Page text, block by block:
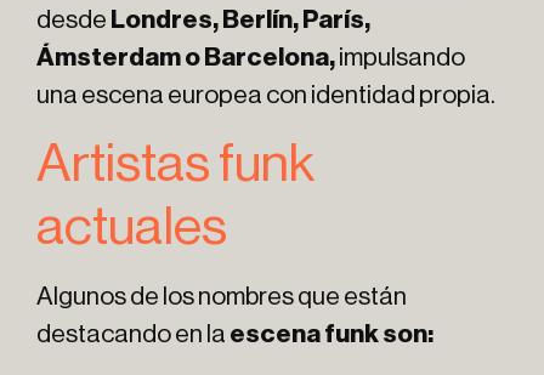
desde Londres, Berlín, París,
Ámsterdam o Barcelona,impulsando
una escena europea con identidad propia.
Artistas funk
actuales
Algunos de los nombres que están
destacando en la escena funk son: